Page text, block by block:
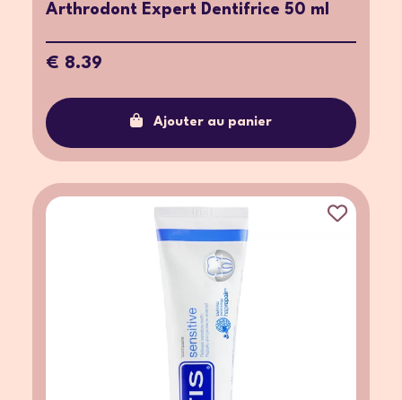
Arthrodont Expert Dentifrice 50 ml
€ 8.39
Ajouter au panier